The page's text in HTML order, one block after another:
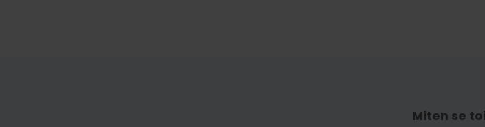
Miten se